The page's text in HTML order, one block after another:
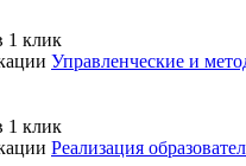
1 клик
Управленческие и
1 клик
Реализация